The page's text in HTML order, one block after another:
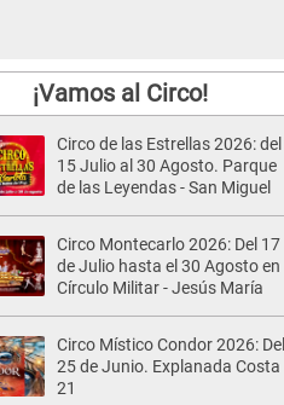
¡Vamos al Circo!
Circo de las Estrellas 2026: del
15 Julio al 30 Agosto. Parque
de las Leyendas - San Miguel
Circo Montecarlo 2026: Del 17
de Julio hasta el 30 Agosto en
Círculo Militar - Jesús María
Circo Místico Condor 2026: Del
25 de Junio. Explanada Costa
21